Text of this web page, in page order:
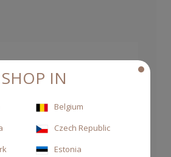
SHOP IN
Belgium
Czech Republic
Estonia